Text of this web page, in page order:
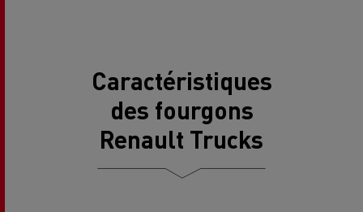
Caractéristiques
des fourgons
Renault Trucks